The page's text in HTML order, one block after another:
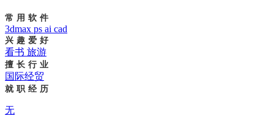
常用软件
3dmax ps ai cad
兴趣爱好
看书 旅游
擅长行业
国际经贸
就职经历
无